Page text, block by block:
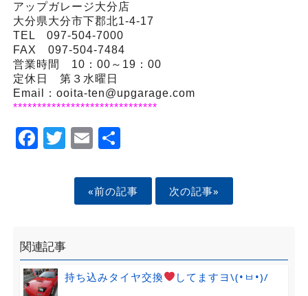
アップガレージ大分店
大分県大分市下郡北1-4-17
TEL 097-504-7000
FAX 097-504-7484
営業時間 10：00～19：00
定休日 第３水曜日
Email：ooita-ten@upgarage.com
******************************
Facebook
Twitter
EmailShare
«前の記事 次の記事»
関連記事
持ち込みタイヤ交換 してますヨ\(•ㅂ•)/